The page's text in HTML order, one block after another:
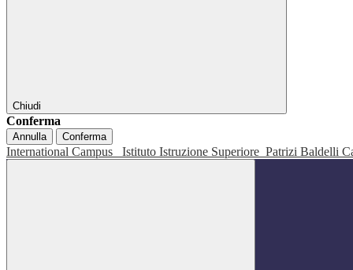
Chiudi
Conferma
Annulla Conferma
International Campus Istituto Istruzione Superiore Patrizi Baldelli